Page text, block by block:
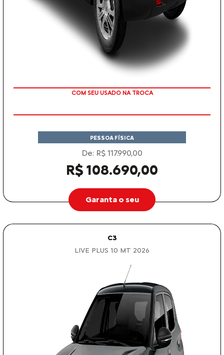
TAXA ZERO EM 12X
PESSOA FÍSICA
De: R$ 117.990,00
R$ 108.690,00
Garanta o seu
C3
LIVE PLUS 1.0 MT 2026